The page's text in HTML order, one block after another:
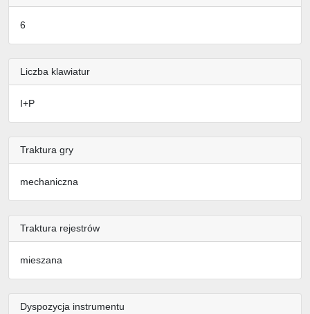
6
Liczba klawiatur
I+P
Traktura gry
mechaniczna
Traktura rejestrów
mieszana
Dyspozycja instrumentu